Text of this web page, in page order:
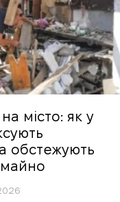
місто: як у
обстежують